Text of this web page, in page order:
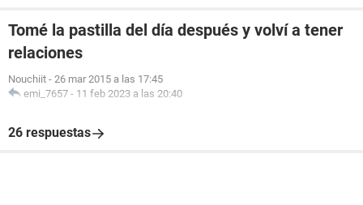
Tomé la pastilla del día después y volví a tener
relaciones
Nouchiit - 26 mar 2015 a las 17:45
emi_7657 - 11 feb 2023 a las 20:40
26 respuestas